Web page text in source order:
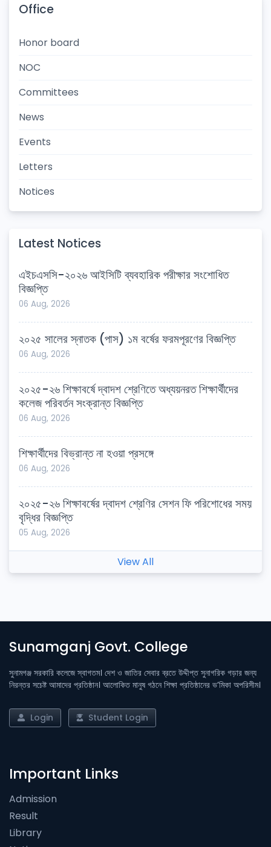
Office
Honor board
NOC
Committees
News
Events
Letters
Notices
Latest Notices
এইচএসসি-২০২৬ আইসিটি ব্যবহারিক পরীক্ষার সংশোধিত
বিজ্ঞপ্তি
06 Aug, 2026
২০২৫ সালের স্নাতক (পাস) ১ম বর্ষের ফরমপূরণের বিজ্ঞপ্তি
06 Aug, 2026
২০২৫-২৬ শিক্ষাবর্ষে দ্বাদশ শ্রেণিতে অধ্যয়নরত শিক্ষার্থীদের
কলেজ পরিবর্তন সংক্রান্ত বিজ্ঞপ্তি
06 Aug, 2026
শিক্ষার্থীদের বিভ্রান্ত না হওয়া প্রসঙ্গে
06 Aug, 2026
২০২৫-২৬ শিক্ষাবর্ষের দ্বাদশ শ্রেণির সেশন ফি পরিশোধের সময়
বৃদ্ধির বিজ্ঞপ্তি
05 Aug, 2026
View All
Sunamganj Govt. College
সুনামগঞ্জ সরকারি কলেজে স্বাগতম। দেশ ও জাতির সেবার ব্রতে উদ্দীপ্ত সুনাগরিক গড়ার জন্য
নিরন্তর সচেষ্ট আমাদের প্রতিষ্ঠান। আলোকিত মানুষ গঠনে শিক্ষা প্রতিষ্ঠানের ভ’মিকা অপরিসীম।
Login Student Login
Important Links
Admission
Result
Library